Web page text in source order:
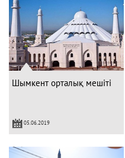
Шымкент орталық мешіті
05.06.2019